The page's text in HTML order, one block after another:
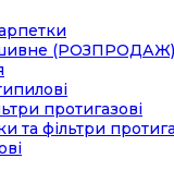
(РОЗПРОДАЖ)
протигазові
та фільтри